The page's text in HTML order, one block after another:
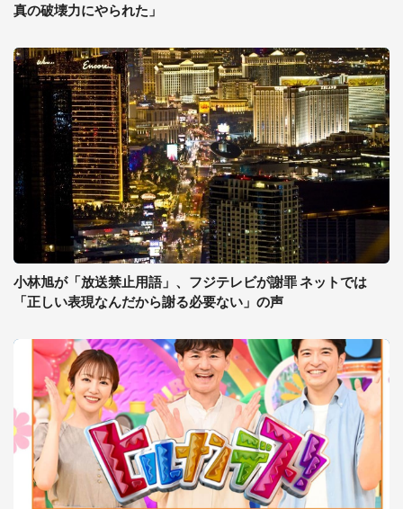
真の破壊力にやられた」
小林旭が「放送禁止用語」、フジテレビが謝罪 ネットでは
「正しい表現なんだから謝る必要ない」の声